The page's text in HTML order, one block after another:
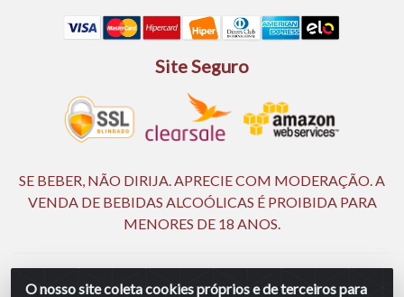
O nosso site coleta cookies próprios e de terceiros para
Site Seguro
SE BEBER, NÃO DIRIJA. APRECIE COM MODERAÇÃO. A
VENDA DE BEBIDAS ALCOÓLICAS É PROIBIDA PARA
MENORES DE 18 ANOS.
Ingá Distribuidora Ltda | CNPJ 05.390.477/0002-25 - Rod BR